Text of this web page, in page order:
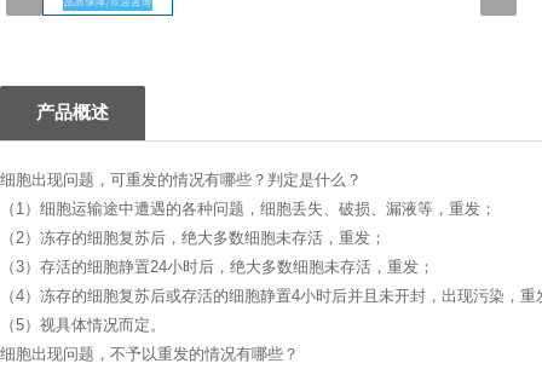
产品概述
细胞出现问题，可重发的情况有哪些？判定是什么？
（1）细胞运输途中遭遇的各种问题，细胞丢失、破损、漏液等，重发；
（2）冻存的细胞复苏后，绝大多数细胞未存活，重发；
（3）存活的细胞静置24小时后，绝大多数细胞未存活，重发；
（4）冻存的细胞复苏后或存活的细胞静置4小时后并且未开封，出现污染，重
（5）视具体情况而定。
细胞出现问题，不予以重发的情况有哪些？